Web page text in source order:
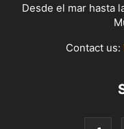
Desde el mar hasta
Contact us: